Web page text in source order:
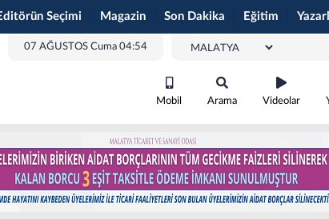
Seçimi Magazin Son Dakika Eğitim
07 AĞUSTOS Cuma 04:54
Mobil Arama Videolar